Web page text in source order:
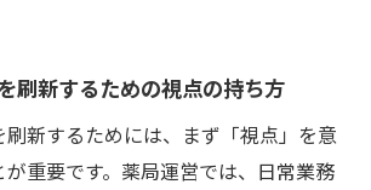
刷新するための視点の持ち方
新するためには、まず「視点」を意
重要です。薬局運営では、日常業務